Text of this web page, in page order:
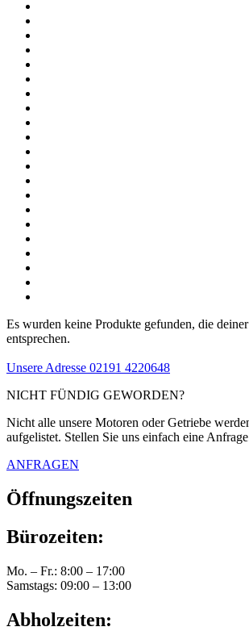
Es wurden keine Produkte gefunden, die
entsprechen.
Unsere Adresse 02191 4220648
NICHT FÜNDIG GEWORDEN?
Nicht alle unsere Motoren oder Getriebe
aufgelistet. Stellen Sie uns einfach eine
ANFRAGEN
Öffnungszeiten
Bürozeiten:
Mo. – Fr.: 8:00 – 17:00
Samstags: 09:00 – 13:00
Abholzeiten: